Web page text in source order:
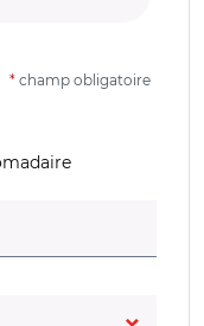
* champ obligatoire